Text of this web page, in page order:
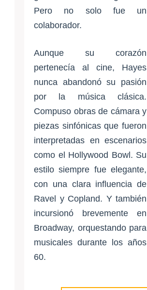
Pero no solo fue un
colaborador.
Aunque su corazón
pertenecía al cine, Hayes
nunca abandonó su pasión
por la música clásica.
Compuso obras de cámara y
piezas sinfónicas que fueron
interpretadas en escenarios
como el Hollywood Bowl. Su
estilo siempre fue elegante,
con una clara influencia de
Ravel y Copland. Y también
incursionó brevemente en
Broadway, orquestando para
musicales durante los años
60.